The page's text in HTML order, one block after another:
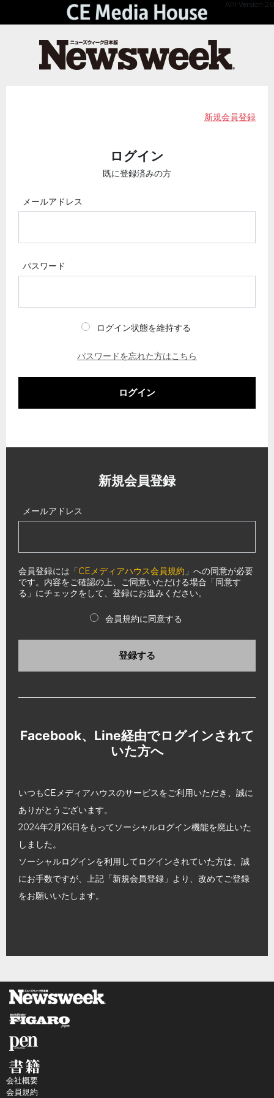
API Version 2.0
新規会員登録
ログイン
既に登録済みの方
メールアドレス
パスワード
ログイン状態を維持する
パスワードを忘れた方はこちら
ログイン
新規会員登録
メールアドレス
会員登録には「CEメディアハウス会員規約 」への同意が必要
です。内容をご確認の上、ご同意いただける場合「同意す
る」にチェックをして、登録にお進みください。
会員規約に同意する
登録する
Facebook、Line経由でログインされて
いた方へ
いつもCEメディアハウスのサービスをご利用いただき、誠に
ありがとうございます。
2024年2月26日をもってソーシャルログイン機能を廃止いた
しました。
ソーシャルログインを利用してログインされていた方は、誠
にお手数ですが、上記「新規会員登録」より、改めてご登録
をお願いいたします。
会社概要
会員規約